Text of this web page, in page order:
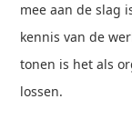
mee aan de slag
kennis van de
tonen is het als
lossen.